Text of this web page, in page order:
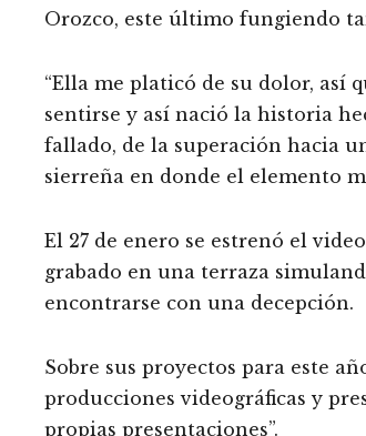
Orozco, este último fungiendo
“Ella me platicó de su dolor, así
sentirse y así nació la historia
fallado, de la superación hacia
sierreña en donde el elemento
El 27 de enero se estrenó el
grabado en una terraza
encontrarse con una decepción.
Sobre sus proyectos para este
producciones videográficas y
propias presentaciones”.